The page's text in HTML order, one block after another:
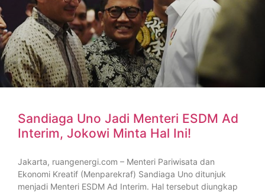
Sandiaga Uno Jadi Menteri ESDM Ad
Interim, Jokowi Minta Hal Ini!
Jakarta, ruangenergi.com – Menteri Pariwisata dan
Ekonomi Kreatif (Menparekraf) Sandiaga Uno ditunjuk
menjadi Menteri ESDM Ad Interim. Hal tersebut diungkap